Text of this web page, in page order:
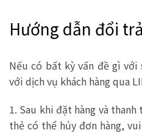
Hướng dẫn đổi
Nếu có bất kỳ vấn đề gì
với dịch vụ khách hàng qua
1. Sau khi đặt hàng và
thẻ có thể hủy đơn hàng,